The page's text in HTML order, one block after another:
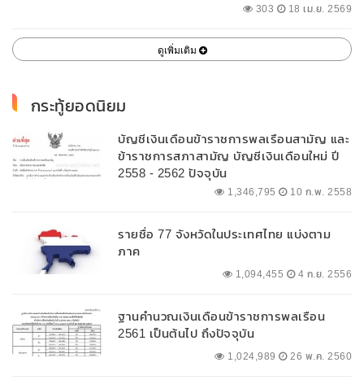
303 18 เม.ย. 2569
ดูเพิ่มเติม
กระทู้ยอดนิยม
บัญชีเงินเดือนข้าราชการพลเรือนสามัญ และ
ข้าราชการสภาสามัญ บัญชีเงินเดือนใหม่ ปี
2558 - 2562 ปัจจุบัน
1,346,795 10 ก.พ. 2558
รายชื่อ 77 จังหวัดในประเทศไทย แบ่งตาม
ภาค
1,094,455 4 ก.ย. 2556
ฐานคำนวณเงินเดือนข้าราชการพลเรือน
2561 เป็นต้นไป ถึงปัจจุบัน
1,024,989 26 พ.ค. 2560